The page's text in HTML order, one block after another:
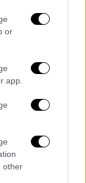
or
app.
other
Carson
το